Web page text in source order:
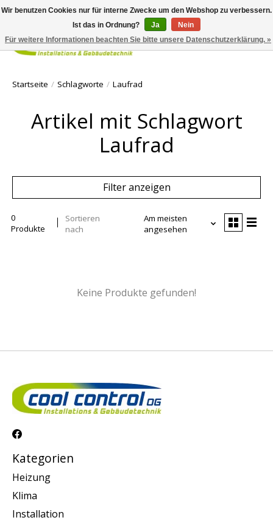
Ihr
Startseite / Schlagworte / Laufrad
Artikel mit Schlagwort
Laufrad
Filter anzeigen
0
Produkte
Sortieren
nach
Am meisten
angesehen
Keine Produkte gefunden!
Kategorien
Heizung
Klima
Installation
Wir benutzen Cookies nur für interne Zwecke um den Webshop zu verbessern.
Ist das in Ordnung?
Ja
Nein
Für weitere Informationen beachten Sie bitte unsere Datenschutzerklärung. »